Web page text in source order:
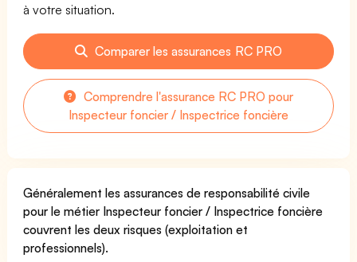
à votre situation.
Comparer les assurances RC PRO
Comprendre l'assurance RC PRO pour
Inspecteur foncier / Inspectrice foncière
Généralement les assurances de responsabilité civile
pour le métier Inspecteur foncier / Inspectrice foncière
couvrent les deux risques (exploitation et
professionnels).